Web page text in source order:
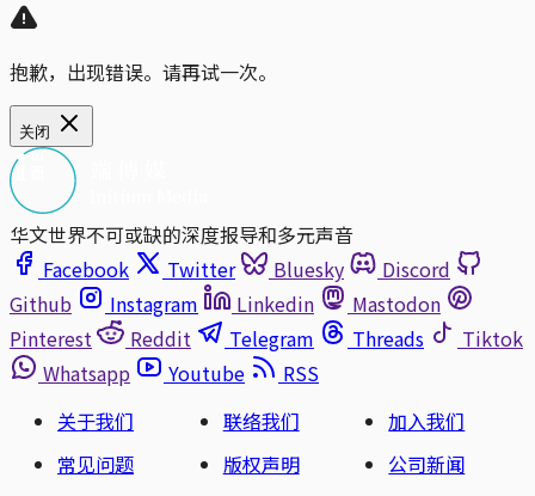
抱歉，出现错误。请再试一次。
关闭
华文世界不可或缺的深度报导和多元声音
Facebook
Twitter Bluesky
Discord
Github
Instagram Linkedin
Mastodon
Pinterest
Reddit Telegram Threads
Tiktok
Whatsapp
Youtube
RSS
关于我们
联络我们
加入我们
常见问题
版权声明
公司新闻